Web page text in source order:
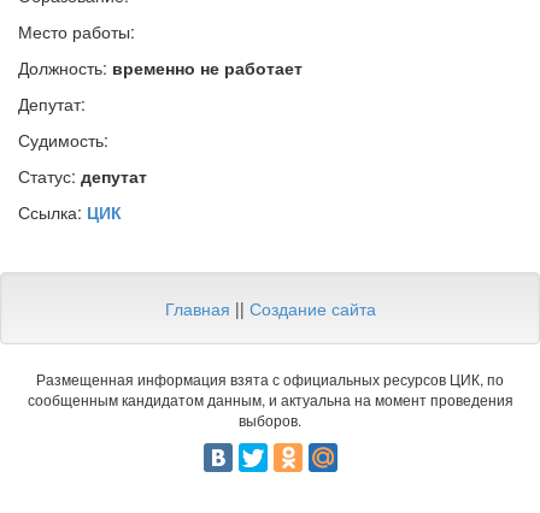
Место работы:
Должность: временно не работает
Депутат:
Судимость:
Статус: депутат
Ссылка: ЦИК
Главная || Создание сайта
Размещенная информация взята с официальных ресурсов ЦИК, по
сообщенным кандидатом данным, и актуальна на момент проведения
выборов.